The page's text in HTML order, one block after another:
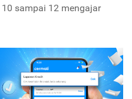
sampai 12 mengajar